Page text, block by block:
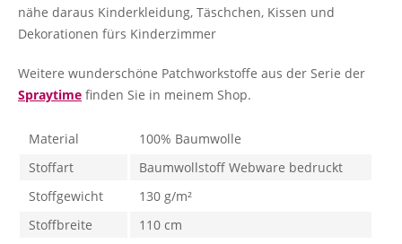
nähe daraus Kinderkleidung, Täschchen, Kissen und
Dekorationen fürs Kinderzimmer
Weitere wunderschöne Patchworkstoffe aus der Serie der
Spraytime finden Sie in meinem Shop.
Material
100% Baumwolle
Stoffart
Baumwollstoff Webware bedruckt
Stoffgewicht
130 g/m²
Stoffbreite
110 cm